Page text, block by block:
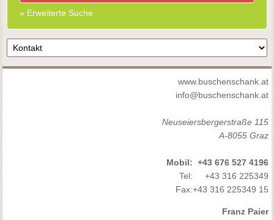
» Erweiterte Suche
www.buschenschank.at
info@buschenschank.at
Neuseiersbergerstraße 115
A-8055 Graz
Mobil: +43 676 527 4196
Tel:
+43 316 225349
Fax:+43 316 225349 15
Franz Paier